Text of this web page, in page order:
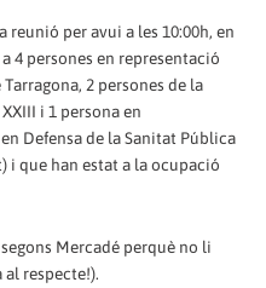
reunió per avui a les 10:00h, en
4 persones en representació
2 persones de la
i 1 persona en
Defensa de la Sanitat Pública
i que han estat a la ocupació
Mercadé perquè no li
respecte!).